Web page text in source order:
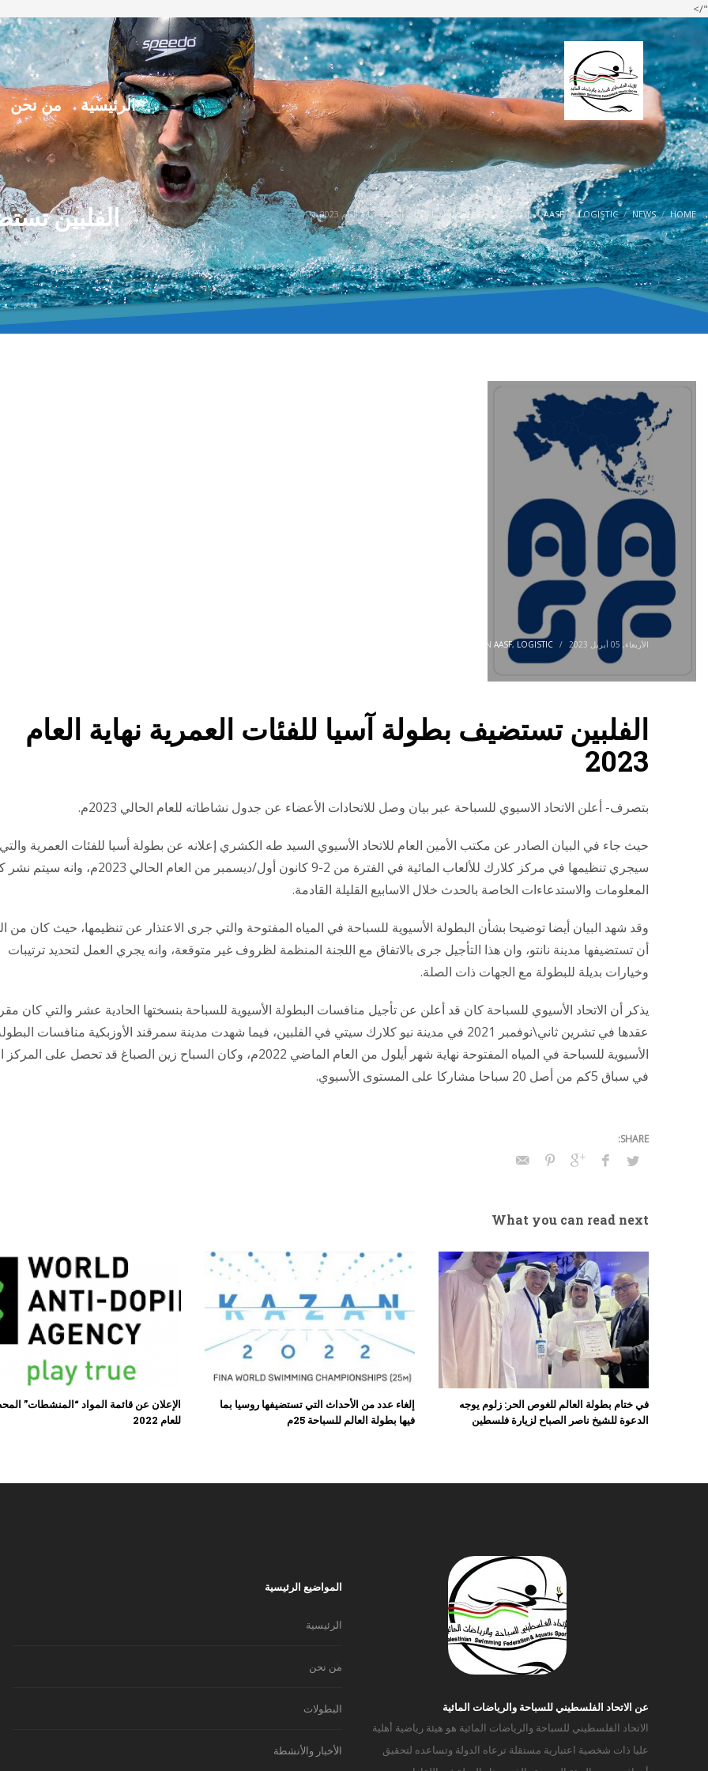
"/>
الرئيسية من نحن
HOME
NEWS
LOGISTIC
AASF الفلبين تستضيف بطولة آسيا للفئات العمرية نهاية العام 2023 الفلبين
الأربعاء, 05 أبريل 2023 /
PUBLISHED IN AASF, LOGISTIC
الفلبين تستضيف بطولة آسيا للفئات العمرية نهاية العام
2023
بتصرف- أعلن الاتحاد الاسيوي للسباحة عبر بيان وصل للاتحادات الأعضاء عن جدول نشاطاته للعام الحالي 2023م.
حيث جاء في البيان الصادر عن مكتب الأمين العام للاتحاد الأسيوي السيد طه الكشري إعلانه عن بطولة أسيا للفئات العمرية والتي
سيجري تنظيمها في مركز كلارك للألعاب المائية في الفترة من 2-9 كانون أول/ديسمبر من العام الحالي
المعلومات والاستدعاءات الخاصة بالحدث خلال الاسابيع القليلة القادمة.
وقد شهد البيان أيضا توضيحا بشأن البطولة الأسيوية للسباحة في المياه المفتوحة والتي جرى الاعتذار عن تنظيمها، حيث كان من
أن تستضيفها مدينة نانتو، وان هذا التأجيل جرى بالاتفاق مع اللجنة المنظمة لظروف غير متوقعة، وانه يجري العمل لتحديد ترتيبات
وخيارات بديلة للبطولة مع الجهات ذات الصلة.
يذكر أن الاتحاد الأسيوي للسباحة كان قد أعلن عن تأجيل منافسات البطولة الأسيوية للسباحة بنسختها الحادية عشر والتي كان
عقدها في تشرين ثاني\نوفمبر 2021 في مدينة نيو كلارك سيتي في الفلبين، فيما شهدت مدينة سمرقند الأوزبكية منافسات
الأسيوية للسباحة في المياه المفتوحة نهاية شهر أيلول من العام الماضي 2022م، وكان السباح زين الصباغ قد تحصل على
في سباق 5كم من أصل 20 سباحا مشاركا على المستوى الأسيوي.
What you can read next
في ختام بطولة العالم للغوص الحر: زلوم يوجه
الدعوة للشيخ ناصر الصباح لزيارة فلسطين
إلغاء عدد من الأحداث التي تستضيفها روسيا بما
فيها بطولة العالم للسباحة 25م
الإعلان عن قائمة المواد “المنشطات”
للعام 2022
عن الاتحاد الفلسطيني للسباحة والرياضات المائية
الاتحاد الفلسطيني للسباحة والرياضات المائية هو هيئة رياضية أهلية
عليا ذات شخصية اعتبارية مستقلة ترعاه الدولة وتساعده لتحقيق
المواضيع الرئيسية
الرئيسية
من نحن
البطولات
الأخبار والأنشطة